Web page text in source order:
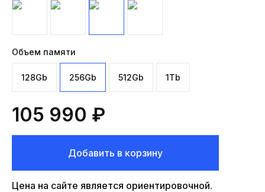
Объем памяти
128Gb 256Gb 512Gb 1Tb
105 990 ₽
Добавить в корзину
Цена на сайте является ориентировочной.